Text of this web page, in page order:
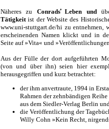
Näheres zu Conrads̕̕̕ Leben und
Tätigkeitist der Website des
www.uni-stuttgart.de/hi zu entnehmen,
erscheinenden Namen klickt und in
Seite auf »Vita« und
Aus der Fülle der dort aufgeführten
(von und über ihn) seien hier
herausgegriffen und kurz betrachtet:
der ihm anvertraute, 1994 in
Rahmen der zehnbändigen
aus dem Siedler-Verlag Berlin
die Veröffentlichung der
Willy Cohn »Kein Recht,